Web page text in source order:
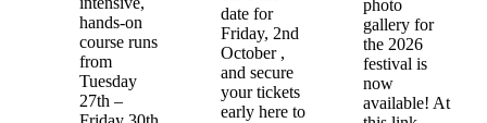
hands-on
course runs
from
Tuesday
27th –
date for
Friday, 2nd
October ,
and secure
your tickets
early here to
photo
gallery for
the 2026
festival is
now
available! At